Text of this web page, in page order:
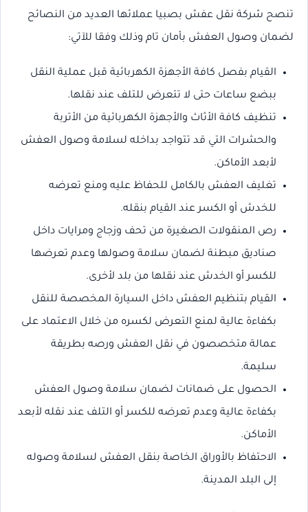
تنصح شركة نقل عفش بصبيا عملائها العديد من النصائح
لضمان وصول العفش بأمان تام وذلك وفقا للآتي:
القيام بفصل كافة الأجهزة الكهربائية قبل عملية النقل
ببضع ساعات حتى لا تتعرض للتلف عند نقلها.
تنظيف كافة الأثاث والأجهزة الكهربائية من الأتربة
والحشرات التي قد تتواجد بداخله لسلامة وصول العفش
لأبعد الأماكن.
تغليف العفش بالكامل للحفاظ عليه ومنع تعرضه
للخدش أو الكسر عند القيام بنقله.
رص المنقولات الصغيرة من تحف وزجاج ومرايات داخل
صناديق مبطنة لضمان سلامة وصولها وعدم تعرضها
للكسر أو الخدش عند نقلها من بلد لأخرى.
القيام بتنظيم العفش داخل السيارة المخصصة للنقل
بكفاءة عالية لمنع التعرض لكسره من خلال الاعتماد على
عمالة متخصصون في نقل العفش ورصه بطريقة
سليمة.
الحصول على ضمانات لضمان سلامة وصول العفش
بكفاءة عالية وعدم تعرضه للكسر أو التلف عند نقله لأبعد
الأماكن.
الاحتفاظ بالأوراق الخاصة بنقل العفش لسلامة وصوله
إلى البلد المدينة.